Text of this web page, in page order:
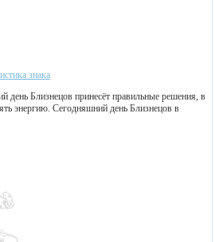
знака
день Близнецов принесёт правильные решения, в
энергию. Сегодняшний день Близнецов в